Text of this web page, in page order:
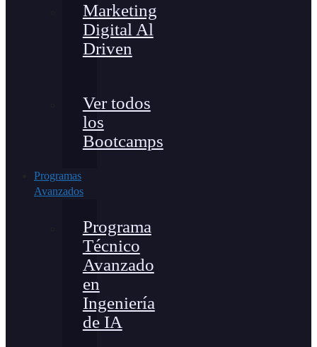
Marketing
Digital Al
Driven
Ver todos
los
Bootcamps
Programas
Avanzados
Programa
Técnico
Avanzado
en
Ingeniería
de IA